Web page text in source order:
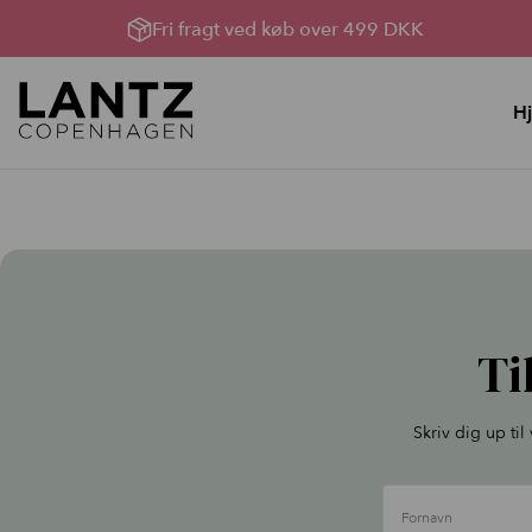
Fri fragt ved køb over 499 DKK
Lysterapi pakker
Skriv dig up til
Fornavn